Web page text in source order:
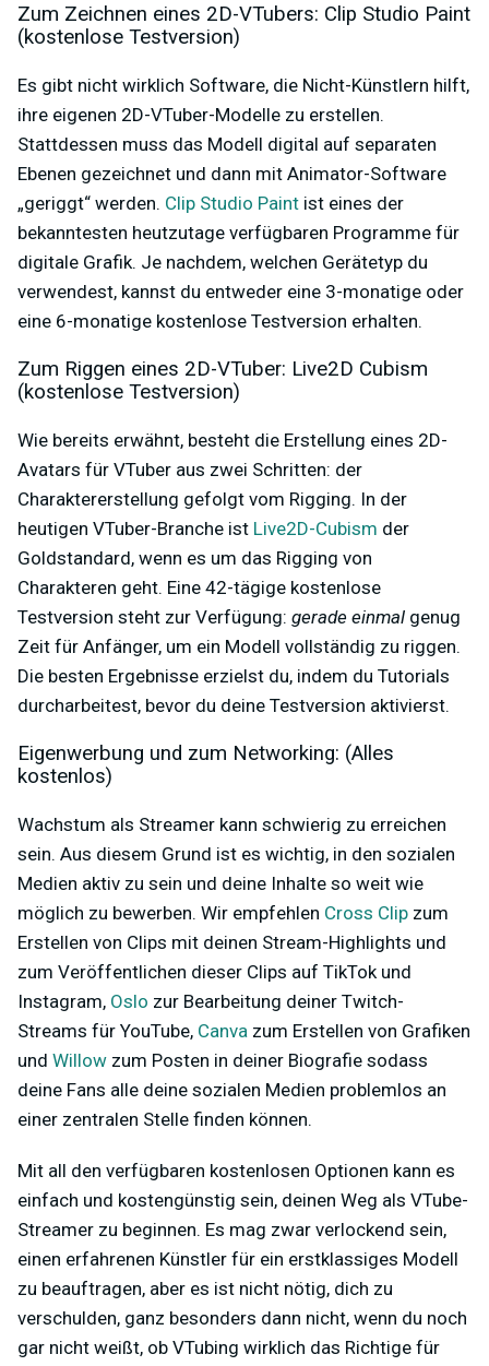
Zum Zeichnen eines 2D-VTubers: Clip Studio Paint
(kostenlose Testversion)
Es gibt nicht wirklich Software, die Nicht-Künstlern hilft,
ihre eigenen 2D-VTuber-Modelle zu erstellen.
Stattdessen muss das Modell digital auf separaten
Ebenen gezeichnet und dann mit Animator-Software
„geriggt“ werden. Clip Studio Paint ist eines der
bekanntesten heutzutage verfügbaren Programme für
digitale Grafik. Je nachdem, welchen Gerätetyp du
verwendest, kannst du entweder eine 3-monatige oder
eine 6-monatige kostenlose Testversion erhalten.
Zum Riggen eines 2D-VTuber: Live2D Cubism
(kostenlose Testversion)
Wie bereits erwähnt, besteht die Erstellung eines 2D-
Avatars für VTuber aus zwei Schritten: der
Charaktererstellung gefolgt vom Rigging. In der
heutigen VTuber-Branche ist Live2D-Cubism der
Goldstandard, wenn es um das Rigging von
Charakteren geht. Eine 42-tägige kostenlose
Testversion steht zur Verfügung: gerade einmal genug
Zeit für Anfänger, um ein Modell vollständig zu riggen.
Die besten Ergebnisse erzielst du, indem du Tutorials
durcharbeitest, bevor du deine Testversion aktivierst.
Eigenwerbung und zum Networking: (Alles
kostenlos)
Wachstum als Streamer kann schwierig zu erreichen
sein. Aus diesem Grund ist es wichtig, in den sozialen
Medien aktiv zu sein und deine Inhalte so weit wie
möglich zu bewerben. Wir empfehlen Cross Clip zum
Erstellen von Clips mit deinen Stream-Highlights und
zum Veröffentlichen dieser Clips auf TikTok und
Instagram, Oslo zur Bearbeitung deiner Twitch-
Streams für YouTube, Canva zum Erstellen von Grafiken
und Willow zum Posten in deiner Biografie sodass
deine Fans alle deine sozialen Medien problemlos an
einer zentralen Stelle finden können.
Mit all den verfügbaren kostenlosen Optionen kann es
einfach und kostengünstig sein, deinen Weg als VTube-
Streamer zu beginnen. Es mag zwar verlockend sein,
einen erfahrenen Künstler für ein erstklassiges Modell
zu beauftragen, aber es ist nicht nötig, dich zu
verschulden, ganz besonders dann nicht, wenn du noch
gar nicht weißt, ob VTubing wirklich das Richtige für